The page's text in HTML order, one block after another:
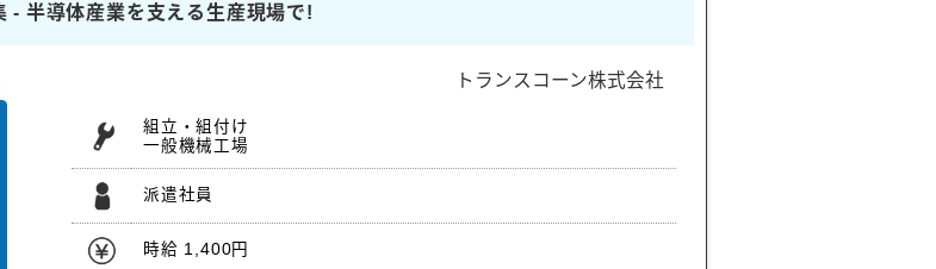
- 半導体産業を支える生産現場で!
トランスコーン株式会社
組立・組付け
一般機械工場
派遣社員
時給 1,400円